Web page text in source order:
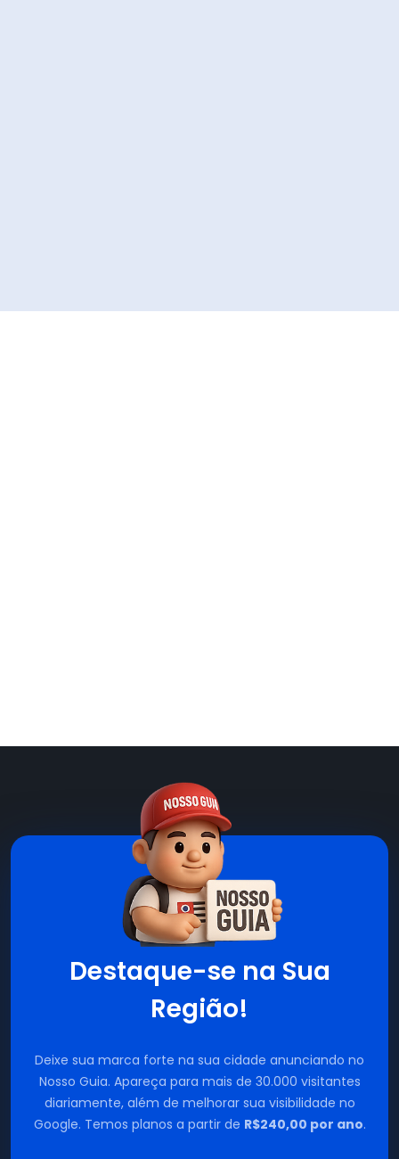
Destaque-se na Sua
Região!
Deixe sua marca forte na sua cidade anunciando no
Nosso Guia. Apareça para mais de 30.000 visitantes
diariamente, além de melhorar sua visibilidade no
Google. Temos planos a partir de R$240,00 por ano.